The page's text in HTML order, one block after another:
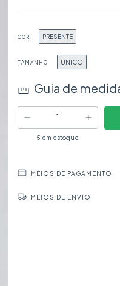
COR PRESENTE
TAMANHO UNICO
Guia de
5 em estoque
MEIOS DE PAGAMENTO
MEIOS DE ENVIO